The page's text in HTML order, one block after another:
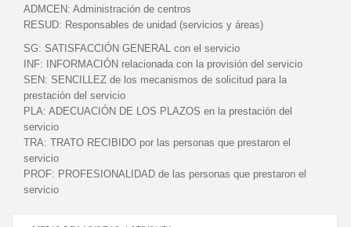
ADMCEN: Administración de centros
RESUD: Responsables de unidad (servicios y áreas)
SG: SATISFACCIÓN GENERAL con el servicio
INF:
INFORMACIÓN relacionada con la provisión del servicio
SEN: SENCILLEZ de los mecanismos de solicitud para la
prestación del servicio
PLA: ADECUACIÓN DE LOS PLAZOS en la prestación del
servicio
TRA: TRATO RECIBIDO por las personas que prestaron el
servicio
PROF: PROFESIONALIDAD de las personas que prestaron el
servicio